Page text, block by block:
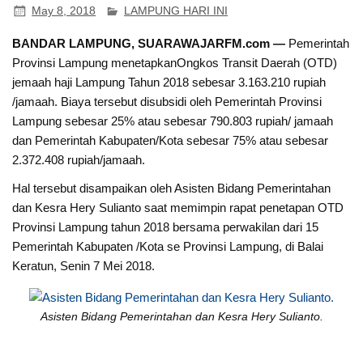
May 8, 2018 LAMPUNG HARI INI
BANDAR LAMPUNG, SUARAWAJARFM.com — Pemerintah
Provinsi Lampung menetapkanOngkos Transit Daerah (OTD)
jemaah haji Lampung Tahun 2018 sebesar 3.163.210 rupiah
/jamaah. Biaya tersebut disubsidi oleh Pemerintah Provinsi
Lampung sebesar 25% atau sebesar 790.803 rupiah/ jamaah
dan Pemerintah Kabupaten/Kota sebesar 75% atau sebesar
2.372.408 rupiah/jamaah.
Hal tersebut disampaikan oleh Asisten Bidang Pemerintahan
dan Kesra Hery Sulianto saat memimpin rapat penetapan OTD
Provinsi Lampung tahun 2018 bersama perwakilan dari 15
Pemerintah Kabupaten /Kota se Provinsi Lampung, di Balai
Keratun, Senin 7 Mei 2018.
Asisten Bidang Pemerintahan dan Kesra Hery Sulianto.